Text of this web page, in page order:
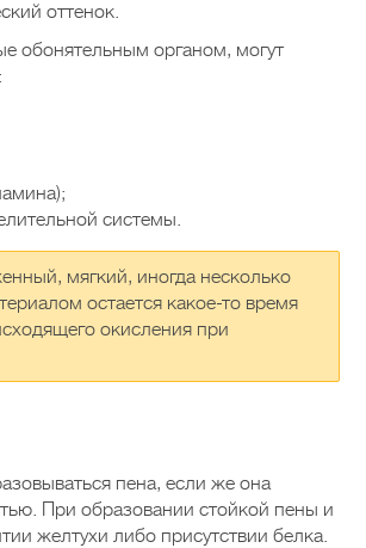
оттенок.
обонятельным органом, могут
системы.
мягкий, иногда несколько
остается какое-то время
окисления при
пена, если же она
При образовании стойкой пены и
желтухи либо присутствии белка.